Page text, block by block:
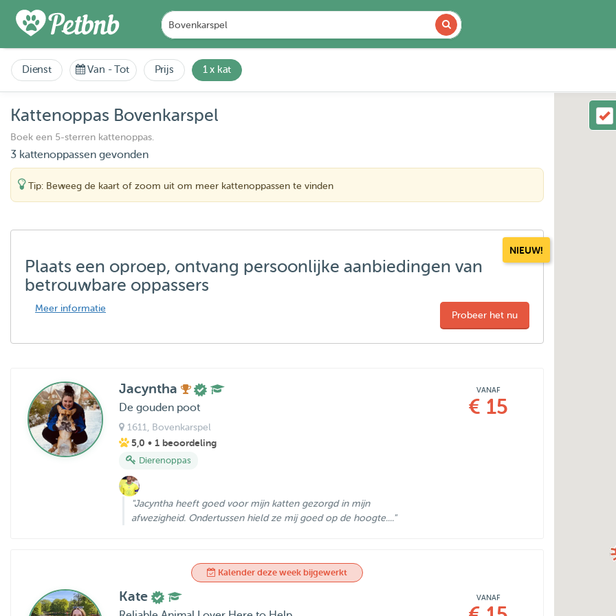
Dienst Van -Tot Prijs 1 x kat
Kattenoppas Bovenkarspel
Boek een 5-sterren kattenoppas.
3 kattenoppassen gevonden
Tip: Beweeg de kaart of zoom uit om meer kattenoppassen te vinden
NIEUW!
Plaats een oproep, ontvang persoonlijke aanbiedingen van
betrouwbare oppassers
Meer informatie
Probeer het nu
Jacyntha
De gouden poot
1611 , Bovenkarspel
5,0 • 1 beoordeling
Dierenoppas
"Jacyntha heeft goed voor mijn katten gezorgd in mijn
afwezigheid. Ondertussen hield ze mij goed op de hoogte...."
VANAF
€ 15
Kalender deze week bijgewerkt
Kate VANAF